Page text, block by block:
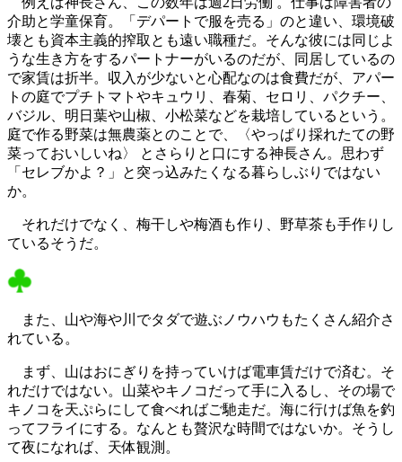
介助と学童保育。「デパートで服を売る」のと違い、環境破
壊とも資本主義的搾取とも遠い職種だ。そんな彼には同じよ
うな生き方をするパートナーがいるのだが、同居しているの
で家賃は折半。収入が少ないと心配なのは食費だが、アパー
トの庭でプチトマトやキュウリ、春菊、セロリ、パクチー、
バジル、明日葉や山椒、小松菜などを栽培しているという。
庭で作る野菜は無農薬とのことで、〈やっぱり採れたての野
菜っておいしいね〉 とさらりと口にする神長さん。思わず
「セレブかよ？」と突っ込みたくなる暮らしぶりではない
か。
それだけでなく、梅干しや梅酒も作り、野草茶も手作りし
ているそうだ。
また、山や海や川でタダで遊ぶノウハウもたくさん紹介さ
れている。
まず、山はおにぎりを持っていけば電車賃だけで済む。そ
れだけではない。山菜やキノコだって手に入るし、その場で
キノコを天ぷらにして食べればご馳走だ。海に行けば魚を釣
ってフライにする。なんとも贅沢な時間ではないか。そうし
て夜になれば、天体観測。